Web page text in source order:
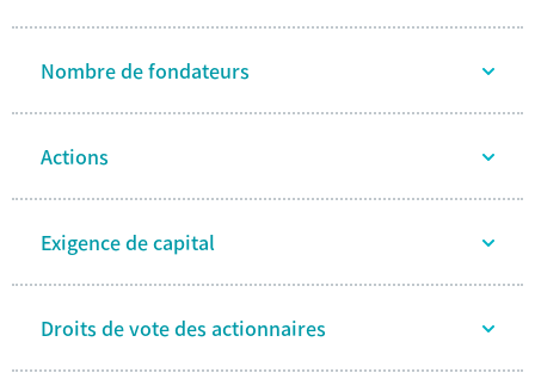
Nombre de fondateurs
Actions
Exigence de capital
Droits de vote des actionnaires